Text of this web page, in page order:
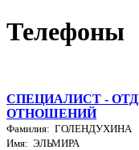
Телефоны
СПЕЦИАЛИСТ -
ОТНОШЕНИЙ
Фамилия: ГОЛЕНДУХИНА
Имя: ЭЛЬМИРА